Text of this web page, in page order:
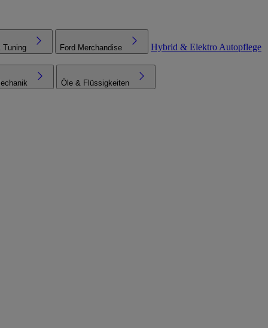
Tuning Ford Merchandise Hybrid & Elektro Autopflege
Öle & Flüssigkeiten